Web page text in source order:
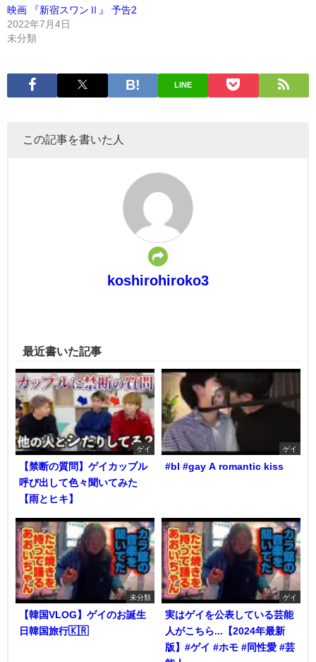
映画 『新宿スワンⅡ』 予告2
2022年7月4日
未分類
LINE
この記事を書いた人
koshirohiroko3
最近書いた記事
ゲイ
【禁断の質問】ゲイカップル
呼び出して色々聞いてみた
【雨とヒキ】
ゲイ
#bl #gay A romantic kiss
未分類
【韓国VLOG】ゲイのお誕生
日韓国旅行🇰🇷
ゲイ
実はゲイを公表している芸能
人がこちら...【2024年最新
版】#ゲイ #ホモ #同性愛 #芸